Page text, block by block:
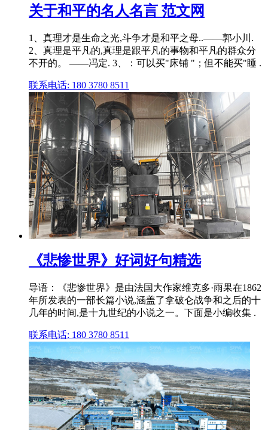
关于和平的名人名言 范文网
1、真理才是生命之光,斗争才是和平之母..——郭小川.
2、真理是平凡的,真理是跟平凡的事物和平凡的群众分
不开的。 ——冯定. 3、：可以买"床铺 "；但不能买"睡 .
联系电话: 180 3780 8511
《悲惨世界》好词好句精选
导语：《悲惨世界》是由法国大作家维克多·雨果在1862
年所发表的一部长篇小说,涵盖了拿破仑战争和之后的十
几年的时间,是十九世纪的小说之一。下面是小编收集 .
联系电话: 180 3780 8511